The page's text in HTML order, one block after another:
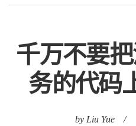
千万不要
务的代码
by Liu Yue /